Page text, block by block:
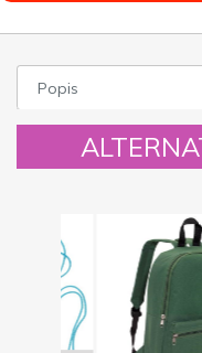
Popis